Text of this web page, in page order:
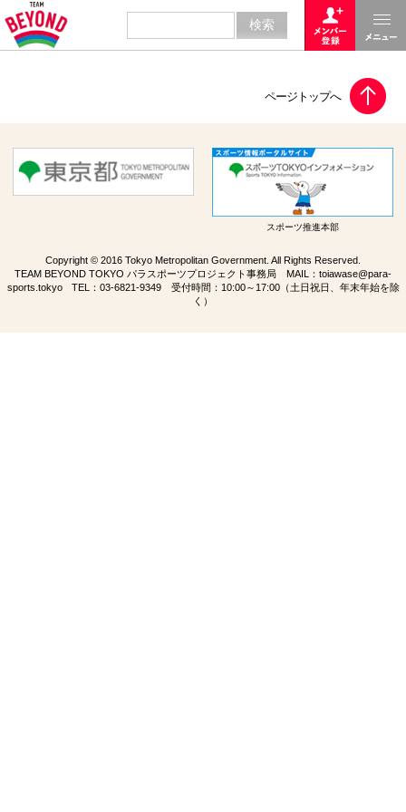
スポーツ推進本部
Copyright © 2016 Tokyo Metropolitan Government. All Rights Reserved.
TEAM BEYOND TOKYO パラスポーツプロジェクト事務局 MAIL： toiawase@para-
sports.tokyoTEL： 03-6821-9349受付時間：10:00～17:00（土日祝日、年末年始を除
く）